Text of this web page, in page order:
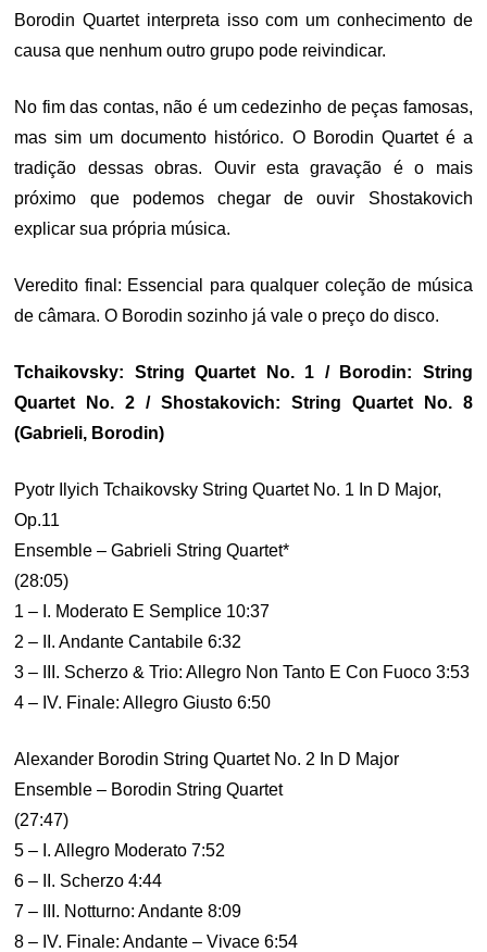
Borodin Quartet interpreta isso com um conhecimento de
causa que nenhum outro grupo pode reivindicar.
No fim das contas, não é um cedezinho de peças famosas,
mas sim um documento histórico. O Borodin Quartet é a
tradição dessas obras. Ouvir esta gravação é o mais
próximo que podemos chegar de ouvir Shostakovich
explicar sua própria música.
Veredito final: Essencial para qualquer coleção de música
de câmara. O Borodin sozinho já vale o preço do disco.
Tchaikovsky: String Quartet No. 1 / Borodin: String
Quartet No. 2 / Shostakovich: String Quartet No. 8
(Gabrieli, Borodin)
Pyotr Ilyich Tchaikovsky String Quartet No. 1 In D Major,
Op.11
Ensemble – Gabrieli String Quartet*
(28:05)
1 – I. Moderato E Semplice 10:37
2 – II. Andante Cantabile 6:32
3 – III. Scherzo & Trio: Allegro Non Tanto E Con Fuoco 3:53
4 – IV. Finale: Allegro Giusto 6:50
Alexander Borodin String Quartet No. 2 In D Major
Ensemble – Borodin String Quartet
(27:47)
5 – I. Allegro Moderato 7:52
6 – II. Scherzo 4:44
7 – III. Notturno: Andante 8:09
8 – IV. Finale: Andante – Vivace 6:54